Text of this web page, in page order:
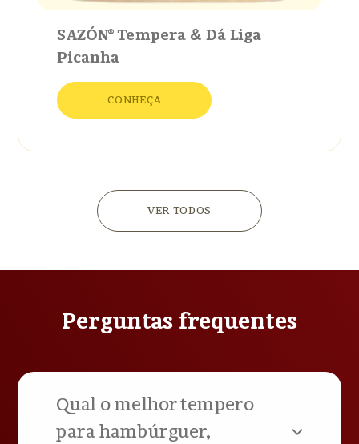
SAZÓN® Tempera & Dá Liga
Picanha
CONHEÇA
VER TODOS
Perguntas frequentes
Qual o melhor tempero
para hambúrguer,